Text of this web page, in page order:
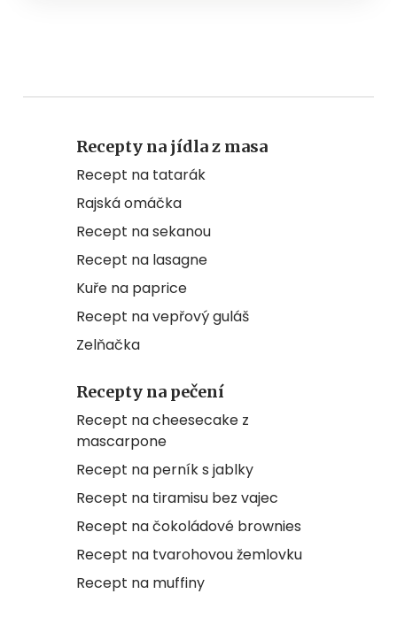
Recepty na jídla z masa
Recept na tatarák
Rajská omáčka
Recept na sekanou
Recept na lasagne
Kuře na paprice
Recept na vepřový guláš
Zelňačka
Recepty na pečení
Recept na cheesecake z
mascarpone
Recept na perník s jablky
Recept na tiramisu bez vajec
Recept na čokoládové brownies
Recept na tvarohovou žemlovku
Recept na muffiny